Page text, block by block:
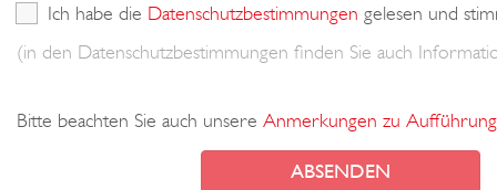
Ich habe die Datenschutzbestimmungen gelesen und
(in den Datenschutzbestimmungen finden Sie auch
Bitte beachten Sie auch unsere Anmerkungen zu